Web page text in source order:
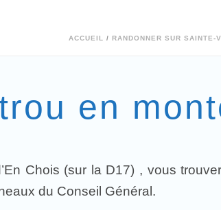
ACCUEIL / RANDONNER SUR SAINTE-
en
Chois (sur la D17) , vous
du Conseil Général.